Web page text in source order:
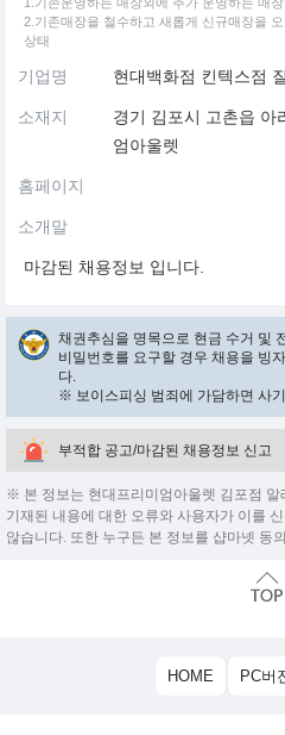
2.기존매장을 철수하고 새롭게 신규매장을
상태
기업명 현대백화점 킨텍스점
소재지
경기 김포시 고촌읍 아
엄아울렛
홈페이지
소개말
마감된 채용정보 입니다.
채권추심을 명목으로 현금 수거 및
비밀번호를 요구할 경우 채용을 빙
다.
※ 보이스피싱 범죄에 가담하면 사
부적합 공고/마감된 채용정보 신고
※ 본 정보는 현대프리미엄아울렛 김포점
기재된 내용에 대한 오류와 사용자가 이를
않습니다. 또한 누구든 본 정보를 샵마넷 동
HOME PC버